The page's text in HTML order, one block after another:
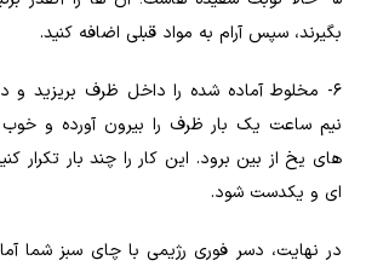
بگیرند، سپس آرام به مواد قبلی اضافه کنید.
6- مخلوط آماده شده را داخل ظرف بریزید و
نیم ساعت یک بار ظرف را بیرون آورده و خوب
های یخ از بین برود. این کار را چند بار تکرار
ای و یکدست شود.
در نهایت، دسر فوری رژیمی با چای سبز شما